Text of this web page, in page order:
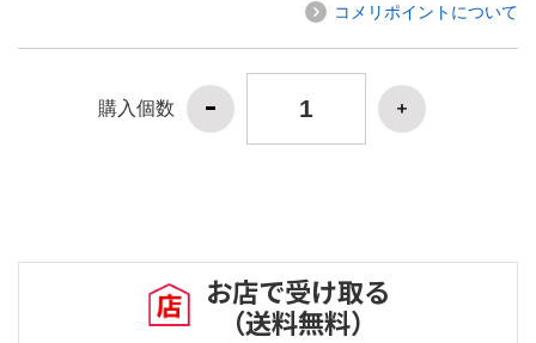
コメリポイントについて
購入個数
お店で受け取る
（送料無料）